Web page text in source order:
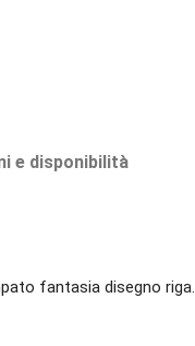
e disponibilità
fantasia disegno riga.